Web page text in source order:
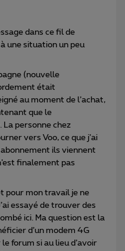
dans ce fil de
une situation un peu
(nouvelle
était
au moment de l’achat,
que le
La personne chez
vers Voo, ce que j’ai
ils viennent
finalement pas
pour mon travail je ne
essayé de trouver des
ici. Ma question est la
d’un modem 4G
forum si au lieu d’avoir